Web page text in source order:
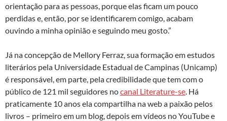
orientação para as pessoas, porque elas ficam um pouco
perdidas e, então, por se identificarem comigo, acabam
ouvindo a minha opinião e seguindo meu gosto.”
Já na concepção de Mellory Ferraz, sua formação em estudos
literários pela Universidade Estadual de Campinas (Unicamp)
é responsável, em parte, pela credibilidade que tem com o
público de 121 mil seguidores nocanal Literature-se. Há
praticamente 10 anos ela compartilha na web a paixão pelos
livros – primeiro em um blog, depois em vídeos no YouTube e